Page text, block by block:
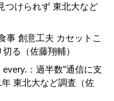
つけられず 東北大など
創意工夫 カセットこ
る（佐藤翔輔）
：過半数”通信に支
東北大など調査（佐